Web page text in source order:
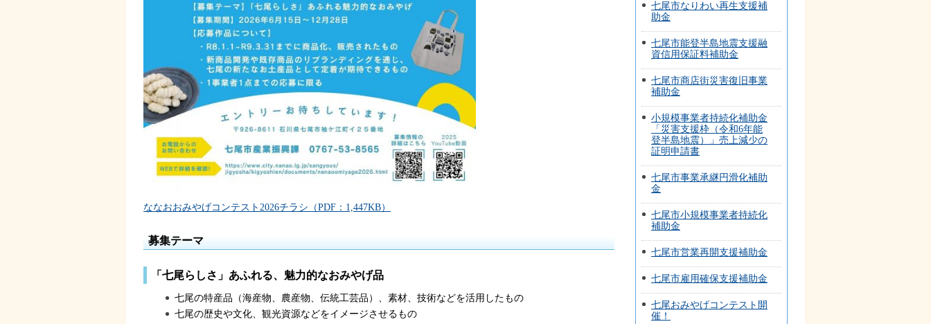
ななおおみやげコンテスト2026チラシ（PDF：1,447KB）
募集テーマ
「七尾らしさ」あふれる、魅力的なおみやげ品
七尾の特産品（海産物、農産物、伝統工芸品）、素材、技術などを活用したもの
七尾の歴史や文化、観光資源などをイメージさせるもの
七尾市なりわい再生支援補
助金
七尾市能登半島地震支援融
資信用保証料補助金
七尾市商店街災害復旧事業
補助金
小規模事業者持続化補助金
「災害支援枠（令和6年能
登半島地震）」売上減少の
証明申請書
七尾市事業承継円滑化補助
金
七尾市小規模事業者持続化
補助金
七尾市営業再開支援補助金
七尾市雇用確保支援補助金
七尾おみやげコンテスト開
催！